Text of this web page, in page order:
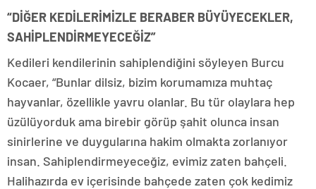
“DİĞER KEDİLERİMİZLE BERABER BÜYÜYECEKLER,
SAHİPLENDİRMEYECEĞİZ”
Kedileri kendilerinin sahiplendiğini söyleyen Burcu
Kocaer, “Bunlar dilsiz, bizim korumamıza muhtaç
hayvanlar, özellikle yavru olanlar. Bu tür olaylara hep
üzülüyorduk ama birebir görüp şahit olunca insan
sinirlerine ve duygularına hakim olmakta zorlanıyor
insan. Sahiplendirmeyeceğiz, evimiz zaten bahçeli.
Halihazırda ev içerisinde bahçede zaten çok kedimiz